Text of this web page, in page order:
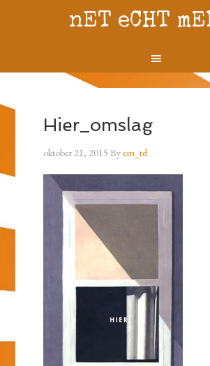
nET eCHT
Hier_omslag
oktober 21, 2015 Byem_td